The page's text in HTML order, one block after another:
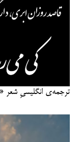
ترجمه‌ی انگلیسیِ شعر